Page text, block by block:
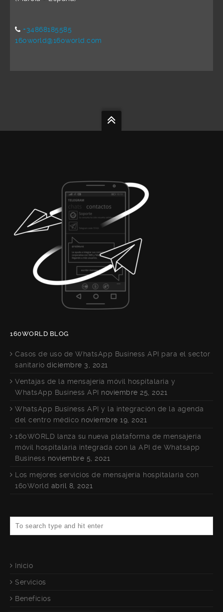
+34868185585
160world@160world.com
160WORLD BLOG
Casos de uso de WhatsApp Business API para el sector
sanitario diciembre 3, 2021
Ventajas de la mensajería móvil hospitalaria y
WhatsApp Business API noviembre 25, 2021
WhatsApp Business API y la integración de la agenda
del centro médico noviembre 19, 2021
160WORLD lanza su nueva plataforma de mensajería
móvil hospitalaria integrada con la API de Whatsapp
Business noviembre 5, 2021
Los mejores servicios de mensajería hospitalaria con
160World abril 8, 2021
Inicio
Servicios
Beneficios